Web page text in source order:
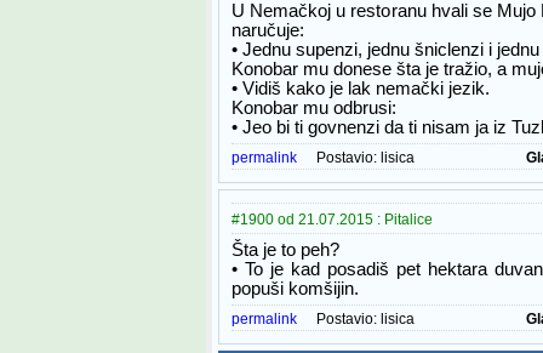
U Nemačkoj u restoranu hvali se
naručuje:
• Jednu supenzi, jednu šniclenzi i
Konobar mu donese šta je tražio, a
• Vidiš kako je lak nemački jezik.
Konobar mu odbrusi:
• Jeo bi ti govnenzi da ti nisam ja iz
permalink Postavio: lisica
#1900 od 21.07.2015 : Pitalice
Šta je to peh?
• To je kad posadiš pet hektara
popuši komšijin.
permalink Postavio: lisica